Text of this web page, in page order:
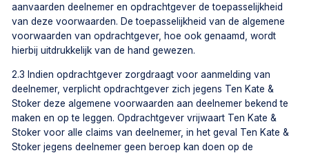
aanvaarden deelnemer en opdrachtgever de toepasselijkheid
van deze voorwaarden. De toepasselijkheid van de algemene
voorwaarden van opdrachtgever, hoe ook genaamd, wordt
hierbij uitdrukkelijk van de hand gewezen.
2.3 Indien opdrachtgever zorgdraagt voor aanmelding van
deelnemer, verplicht opdrachtgever zich jegens Ten Kate &
Stoker deze algemene voorwaarden aan deelnemer bekend te
maken en op te leggen. Opdrachtgever vrijwaart Ten Kate &
Stoker voor alle claims van deelnemer, in het geval Ten Kate &
Stoker jegens deelnemer geen beroep kan doen op de